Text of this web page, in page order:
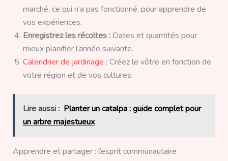
marché, ce qui n’a pas fonctionné, pour apprendre de
vos expériences.
Enregistrez les récoltes :Dates et quantités pour
mieux planifier l’année suivante.
Calendrier de jardinage : Créez le vôtre en fonction de
votre région et de vos cultures.
Lire aussi : Planter un catalpa : guide complet pour
un arbre majestueux
Apprendre et partager : l’esprit communautaire